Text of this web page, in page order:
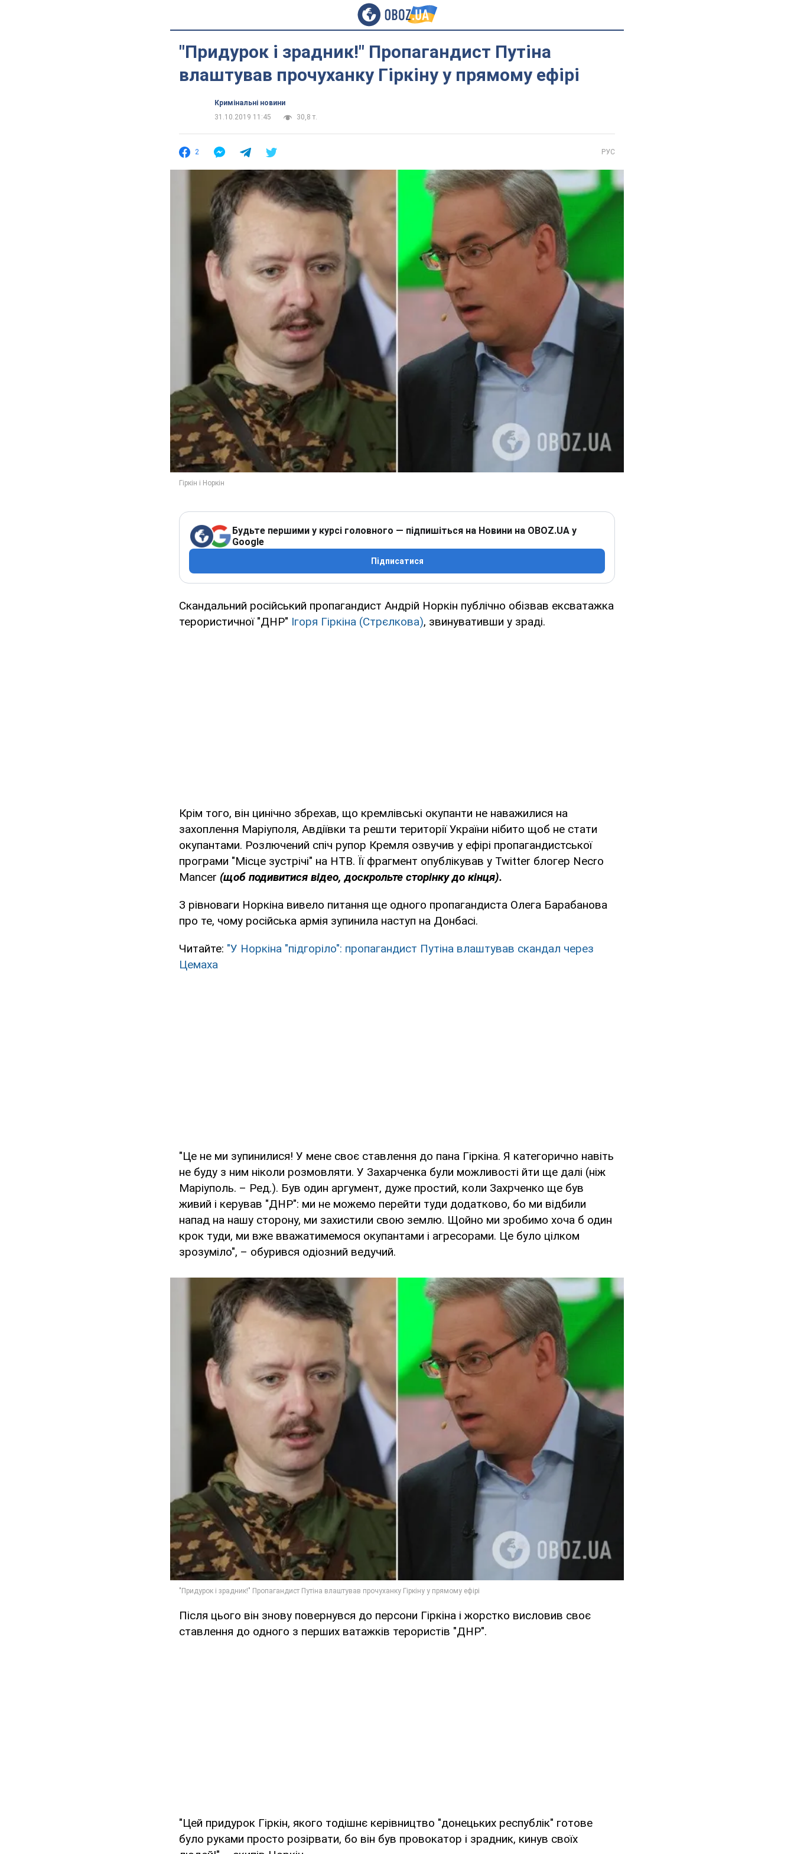
"Придурок і зрадник!" Пропагандист Путіна
влаштував прочуханку Гіркіну у прямому ефірі
Кримінальні новини
31.10.2019 11:45
30,8 т.
2 РУС
Будьте першими у курсі головного — підпишіться на Новини на OBOZ.UA у
Google
Підписатися
Скандальний російський пропагандист Андрій Норкін публічно обізвав ексватажка
терористичної "ДНР" Ігоря Гіркіна (Стрєлкова), звинувативши у зраді.
Крім того, він цинічно збрехав, що кремлівські окупанти не наважилися на
захоплення Маріуполя, Авдіївки та решти території України нібито щоб не стати
окупантами. Розлючений спіч рупор Кремля озвучив у ефірі пропагандистської
програми "Місце зустрічі" на НТВ. Її фрагмент опублікував у Twitter блогер Necro
Mancer (щоб подивитися відео, доскрольте сторінку до кінця).
З рівноваги Норкіна вивело питання ще одного пропагандиста Олега Барабанова
про те, чому російська армія зупинила наступ на Донбасі.
Читайте: "У Норкіна "підгоріло": пропагандист Путіна влаштував скандал через
Цемаха
"Це не ми зупинилися! У мене своє ставлення до пана Гіркіна. Я категорично навіть
не буду з ним ніколи розмовляти. У Захарченка були можливості йти ще далі (ніж
Маріуполь. – Ред.). Був один аргумент, дуже простий, коли Захрченко ще був
живий і керував "ДНР": ми не можемо перейти туди додатково, бо ми відбили
напад на нашу сторону, ми захистили свою землю. Щойно ми зробимо хоча б один
крок туди, ми вже вважатимемося окупантами і агресорами. Це було цілком
зрозуміло", – обурився одіозний ведучий.
Після цього він знову повернувся до персони Гіркіна і жорстко висловив своє
ставлення до одного з перших ватажків терористів "ДНР".
"Цей придурок Гіркін, якого тодішнє керівництво "донецьких республік" готове
було руками просто розірвати, бо він був провокатор і зрадник, кинув своїх